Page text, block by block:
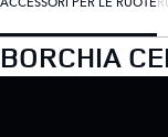
BORCHIA